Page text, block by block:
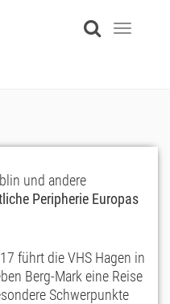
Toggle
und andere
Peripherie Europas
führt die VHS Hagen in
Berg-Mark eine Reise
Schwerpunkte